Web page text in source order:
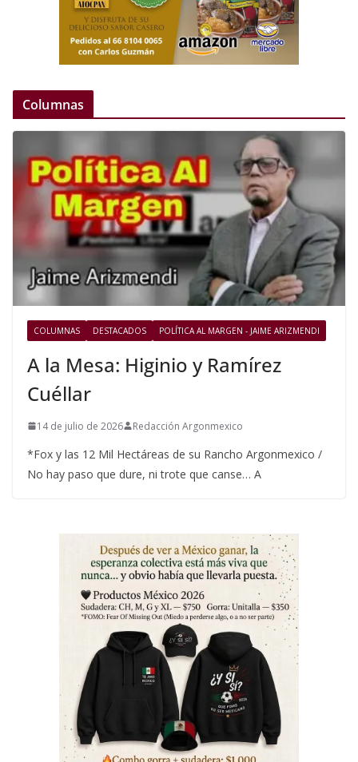
Columnas
COLUMNAS DESTACADOS POLÍTICA AL MARGEN - JAIME ARIZMENDI
A la Mesa: Higinio y Ramírez
Cuéllar
14 de julio de 2026 Redacción Argonmexico
*Fox y las 12 Mil Hectáreas de su Rancho Argonmexico /
No hay paso que dure, ni trote que canse… A